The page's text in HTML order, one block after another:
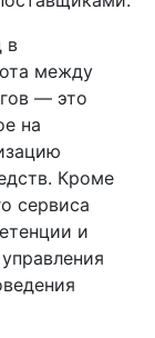
в
между
— это
на
Кроме
сервиса
и